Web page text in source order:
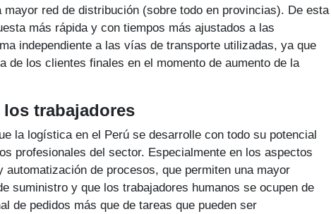
red de distribución (sobre todo en provincias). De esta
más rápida y con tiempos más ajustados a las
independiente a las vías de transporte utilizadas, ya que
de los clientes finales en el momento de aumento de la
trabajadores
la logística en el Perú se desarrolle con todo su potencial
profesionales del sector. Especialmente en los aspectos
de procesos, que permiten una mayor
suministro y que los trabajadores humanos se ocupen de
de pedidos más que de tareas que pueden ser